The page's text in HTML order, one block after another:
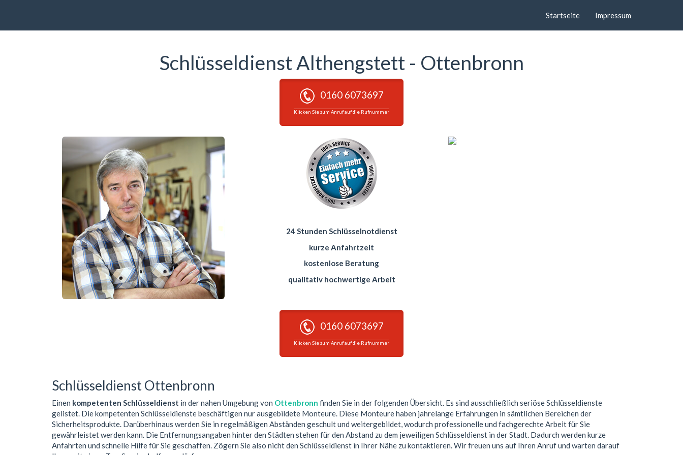
Startseite Impressum
Schlüsseldienst Althengstett - Ottenbronn
0160 6073697
Klicken Sie zum Anruf auf die Rufnummer
24 Stunden Schlüsselnotdienst
kurze Anfahrtzeit
kostenlose Beratung
qualitativ hochwertige Arbeit
0160 6073697
Klicken Sie zum Anruf auf die Rufnummer
Schlüsseldienst Ottenbronn
Einen kompetenten Schlüsseldienst in der nahen Umgebung von Ottenbronn finden Sie in der folgenden Übersicht. Es sind ausschließlich seriöse Schlüsseldienste
gelistet. Die kompetenten Schlüsseldienste beschäftigen nur ausgebildete Monteure. Diese Monteure haben jahrelange Erfahrungen in sämtlichen Bereichen der
Sicherheitsprodukte. Darüberhinaus werden Sie in regelmäßigen Abständen geschult und weitergebildet, wodurch professionelle und fachgerechte Arbeit für Sie
gewährleistet werden kann. Die Entfernungsangaben hinter den Städten stehen für den Abstand zu dem jeweiligen Schlüsseldienst in der Stadt. Dadurch werden kurze
Anfahrten und schnelle Hilfe für Sie geschaffen. Zögern Sie also nicht den Schlüsseldienst in Ihrer Nähe zu kontaktieren. Wir freuen uns auf Ihren Anruf und warten darauf